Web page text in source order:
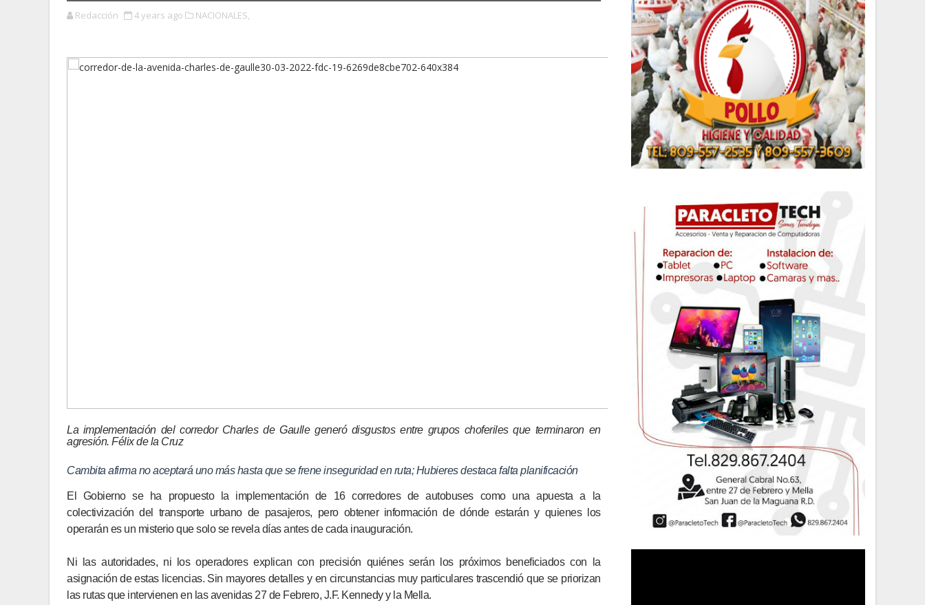
Redacción 4 years ago NACIONALES,
La implementación del corredor Charles de Gaulle generó disgustos entre grupos choferiles que terminaron en
agresión. Félix de la Cruz
Cambita afirma no aceptará uno más hasta que se frene inseguridad en ruta; Hubieres destaca falta planificación
El Gobierno se ha propuesto la implementación de 16 corredores de autobuses como una apuesta a la
colectivización del transporte urbano de pasajeros, pero obtener información de dónde estarán y quienes los
operarán es un misterio que solo se revela días antes de cada inauguración.
Ni las autoridades, ni los operadores explican con precisión quiénes serán los próximos beneficiados con la
asignación de estas licencias. Sin mayores detalles y en circunstancias muy particulares trascendió que se priorizan
las rutas que intervienen en las avenidas 27 de Febrero, J.F. Kennedy y la Mella.